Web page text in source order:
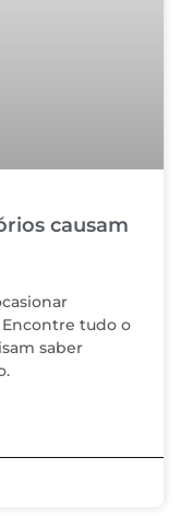
causam
Encontre tudo o
saber